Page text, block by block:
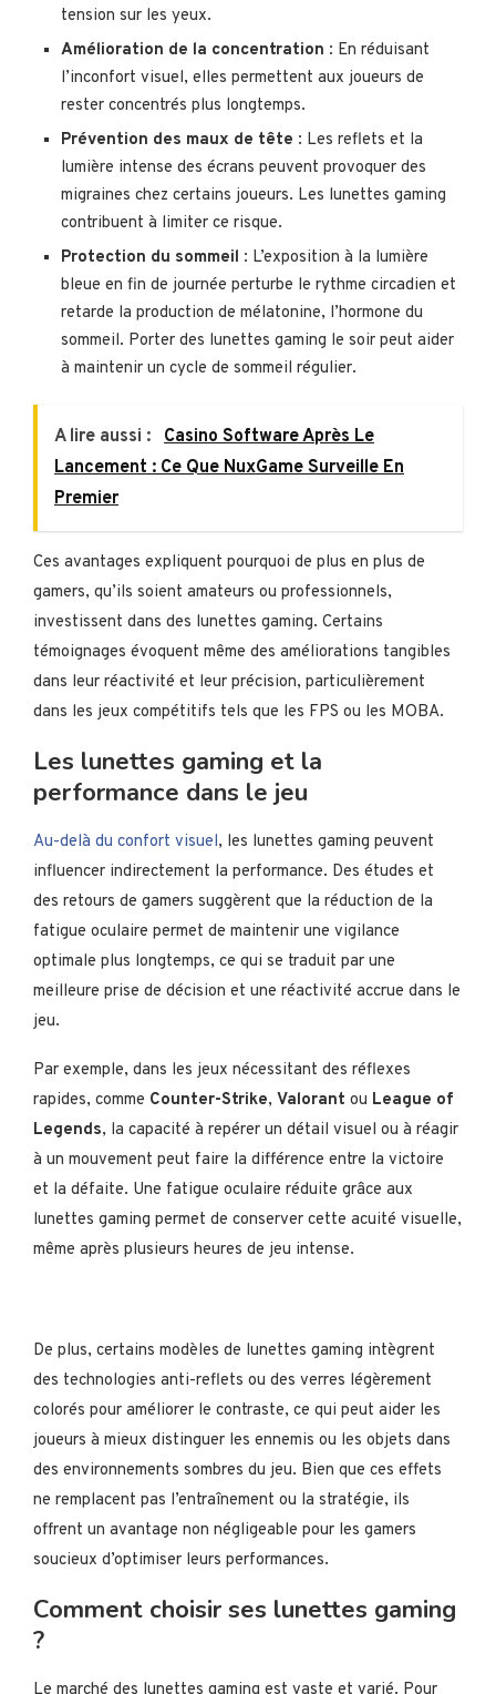
tension sur les yeux.
Amélioration de la concentration : En réduisant
l’inconfort visuel, elles permettent aux joueurs de
rester concentrés plus longtemps.
Prévention des maux de tête : Les reflets et la
lumière intense des écrans peuvent provoquer des
migraines chez certains joueurs. Les lunettes gaming
contribuent à limiter ce risque.
Protection du sommeil : L’exposition à la lumière
bleue en fin de journée perturbe le rythme circadien et
retarde la production de mélatonine, l’hormone du
sommeil. Porter des lunettes gaming le soir peut aider
à maintenir un cycle de sommeil régulier.
A lire aussi :
Casino Software Après Le
Lancement : Ce Que NuxGame Surveille En
Premier
Ces avantages expliquent pourquoi de plus en plus de
gamers, qu’ils soient amateurs ou professionnels,
investissent dans des lunettes gaming. Certains
témoignages évoquent même des améliorations tangibles
dans leur réactivité et leur précision, particulièrement
dans les jeux compétitifs tels que les FPS ou les MOBA.
Les lunettes gaming et la
performance dans le jeu
Au-delà du confort visuel, les lunettes gaming peuvent
influencer indirectement la performance. Des études et
des retours de gamers suggèrent que la réduction de la
fatigue oculaire permet de maintenir une vigilance
optimale plus longtemps, ce qui se traduit par une
meilleure prise de décision et une réactivité accrue dans le
jeu.
Par exemple, dans les jeux nécessitant des réflexes
rapides, comme Counter-Strike, Valorant ou League of
Legends, la capacité à repérer un détail visuel ou à réagir
à un mouvement peut faire la différence entre la victoire
et la défaite. Une fatigue oculaire réduite grâce aux
lunettes gaming permet de conserver cette acuité visuelle,
même après plusieurs heures de jeu intense.
De plus, certains modèles de lunettes gaming intègrent
des technologies anti-reflets ou des verres légèrement
colorés pour améliorer le contraste, ce qui peut aider les
joueurs à mieux distinguer les ennemis ou les objets dans
des environnements sombres du jeu. Bien que ces effets
ne remplacent pas l’entraînement ou la stratégie, ils
offrent un avantage non négligeable pour les gamers
soucieux d’optimiser leurs performances.
Comment choisir ses lunettes gaming
?
Le marché des lunettes gaming est vaste et varié. Pour